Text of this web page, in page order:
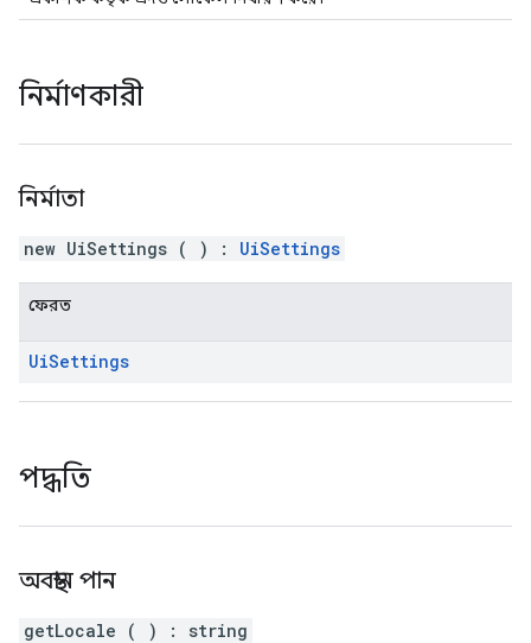
নির্মাণকারী
নির্মাতা
new UiSettings ( ) : UiSettings
ফেরত
UiSettings
পদ্ধতি
অবস্থান পান
getLocale ( ) :
string